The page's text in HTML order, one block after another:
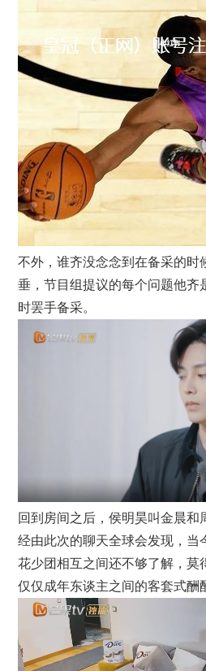
不外，谁齐没念念到在备采的时
垂，节目组提议的每个问题他齐
时罢手备采。
回到房间之后，侯明昊叫金晨和
经由此次的聊天全球会发现，当
花少团相互之间还不够了解，莫
仅仅成年东谈主之间的客套式酬